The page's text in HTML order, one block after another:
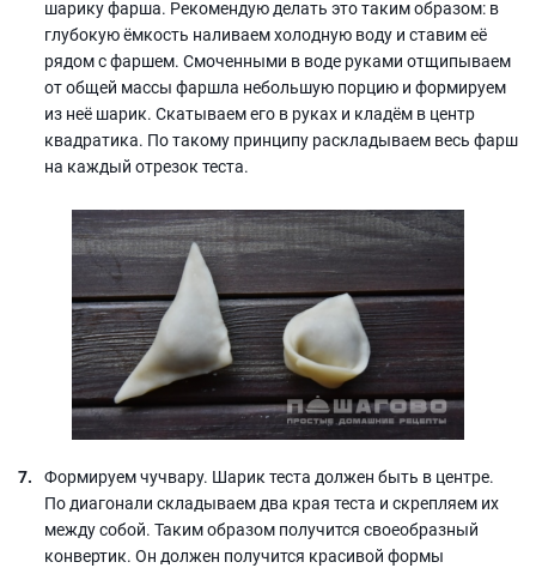
шарику фарша. Рекомендую делать это таким образом: в
глубокую ёмкость наливаем холодную воду и ставим её
рядом с фаршем. Смоченными в воде руками отщипываем
от общей массы фаршла небольшую порцию и формируем
из неё шарик. Скатываем его в руках и кладём в центр
квадратика. По такому принципу раскладываем весь фарш
на каждый отрезок теста.
Формируем чучвару. Шарик теста должен быть в центре.
По диагонали складываем два края теста и скрепляем их
между собой. Таким образом получится своеобразный
конвертик. Он должен получится красивой формы